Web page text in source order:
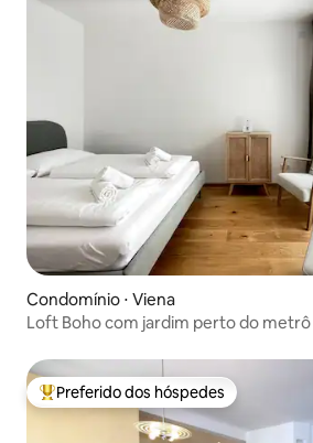
Condomínio ⋅ Viena
Loft Boho com jardim perto do metrô
Entre os melhores preferidos dos
Preferido dos hóspedes